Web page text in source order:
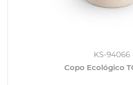
KS-94066
Copo Ecológico